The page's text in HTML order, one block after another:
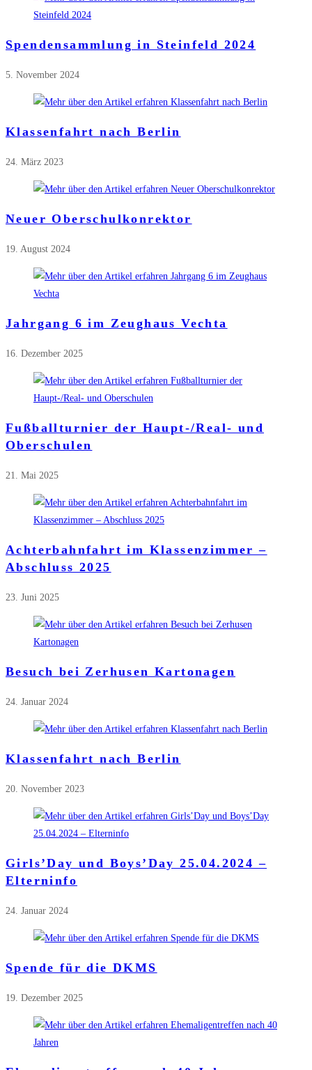
Spendensammlung in Steinfeld 2024
5. November 2024
Klassenfahrt nach Berlin
24. März 2023
Neuer Oberschulkonrektor
19. August 2024
Jahrgang 6 im Zeughaus Vechta
16. Dezember 2025
Fußballturnier der Haupt-/Real- und
Oberschulen
21. Mai 2025
Achterbahnfahrt im Klassenzimmer –
Abschluss 2025
23. Juni 2025
Besuch bei Zerhusen Kartonagen
24. Januar 2024
Klassenfahrt nach Berlin
20. November 2023
Girls’Day und Boys’Day 25.04.2024 –
Elterninfo
24. Januar 2024
Spende für die DKMS
19. Dezember 2025